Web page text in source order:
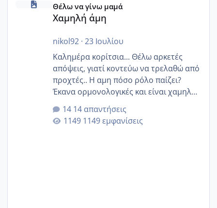
Θέλω να γίνω μαμά
Χαμηλή άμη
nikol92· 23 Ιουλίου
Καλημέρα κορίτσια... Θέλω αρκετές
απόψεις, γιατί κοντεύω να τρελαθώ από
προχτές.. Η αμη πόσο ρόλο παίζει?
Έκανα ορμονολογικές και είναι χαμηλή
για την ηλικία μου.. Είχα ήδη μια
εγκυμοσύνη, που έπρεπε να τερματιστεί
στην 27η εβδομάδα και προσπαθώ 7
14 απαντήσεις
1149 εμφανίσεις